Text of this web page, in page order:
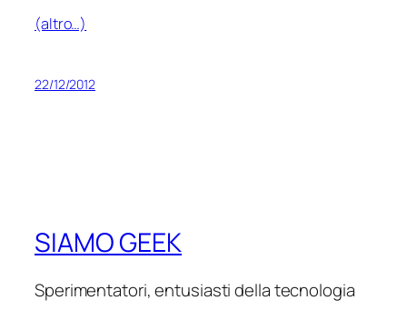
(altro…)
22/12/2012
SIAMO GEEK
Sperimentatori, entusiasti della tecnologia